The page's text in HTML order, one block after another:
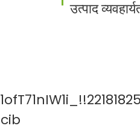
उत्पाद